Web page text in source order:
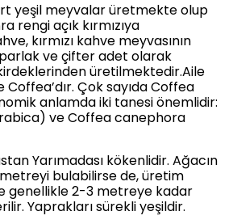
yeşil meyvalar üretmekte olup
rengi açık kırmızıya
kırmızı kahve meyvasının
ve çifter adet olarak
üretilmektedir.Aile
Coffea’dır. Çok sayıda Coffea
anlamda iki tanesi önemlidir:
ve Coffea canephora
Yarımadası kökenlidir. Ağacın
bulabilirse de, üretim
genellikle 2-3 metreye kadar
Yaprakları sürekli yeşildir.